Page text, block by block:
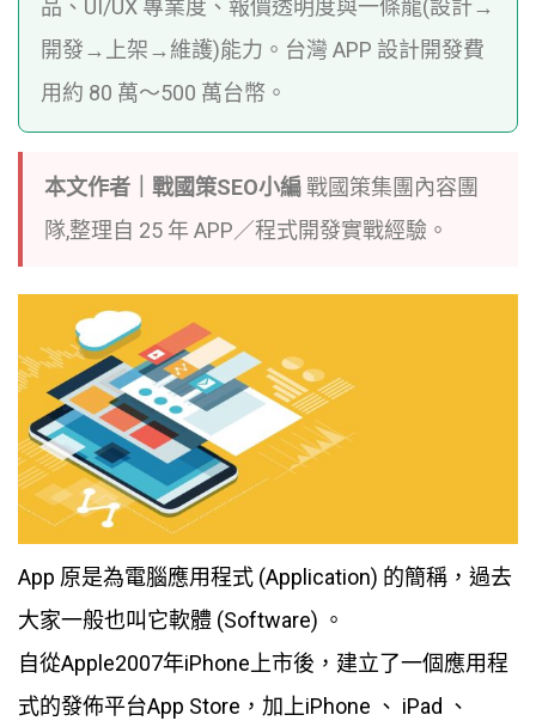
品、UI/UX 專業度、報價透明度與一條龍(設計→
開發→上架→維護)能力。台灣 APP 設計開發費
用約 80 萬～500 萬台幣。
本文作者｜戰國策SEO小編戰國策集團內容團
隊,整理自 25 年 APP／程式開發實戰經驗。
App 原是為電腦應用程式 (Application) 的簡稱，過去
大家一般也叫它軟體 (Software) 。
自從Apple2007年iPhone上市後，建立了一個應用程
式的發佈平台App Store，加上iPhone 、 iPad 、